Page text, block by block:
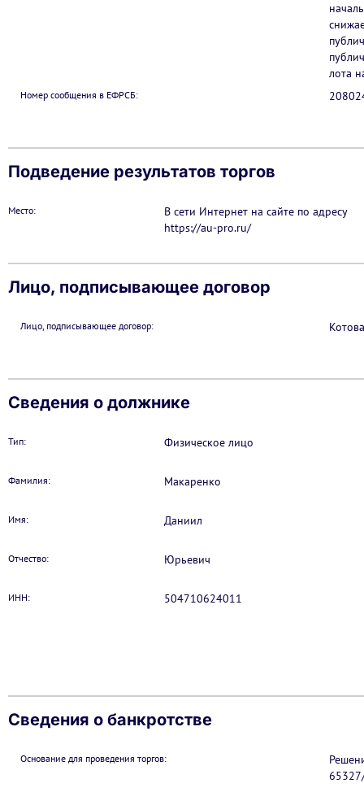
лота
Номер сообщения в ЕФРСБ:
Подведение результатов торгов
Место:
В сети Интернет на сайте по адресу
https://au-pro.ru/
Лицо, подписывающее договор
Лицо, подписывающее договор:
Сведения о должнике
Тип: Физическое лицо
Фамилия: Макаренко
Имя: Даниил
Отчество: Юрьевич
ИНН: 504710624011
Сведения о банкротстве
Основание для проведения торгов: